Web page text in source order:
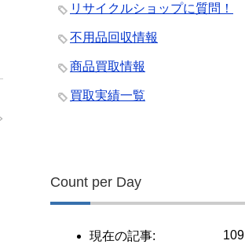
リサイクルショップに質問！
不用品回収情報
商品買取情報
買取実績一覧
Count per Day
109
現在の記事: